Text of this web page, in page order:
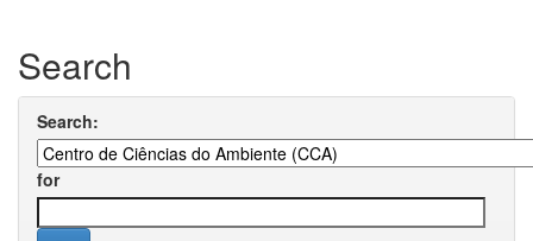
Search
Search:
for